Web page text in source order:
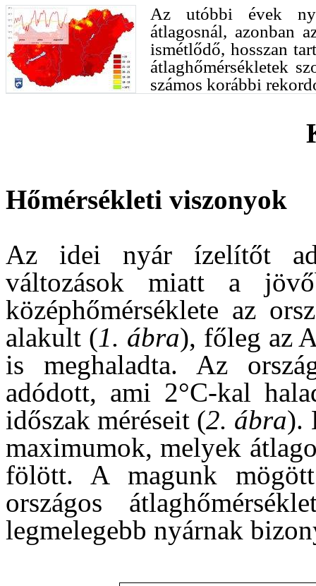
Az utóbbi évek
átlagosnál, azonban
ismétlődő, hosszan
átlaghőmérsékletek
számos korábbi
Hőmérsékleti viszonyok
Az idei nyár ízelítőt
változások miatt a
középhőmérséklete az
alakult (1. ábra), főleg az
is meghaladta. Az
adódott, ami 2°C-kal
időszak méréseit (2. ábra).
maximumok, melyek
fölött. A magunk
országos
legmelegebb nyárnak